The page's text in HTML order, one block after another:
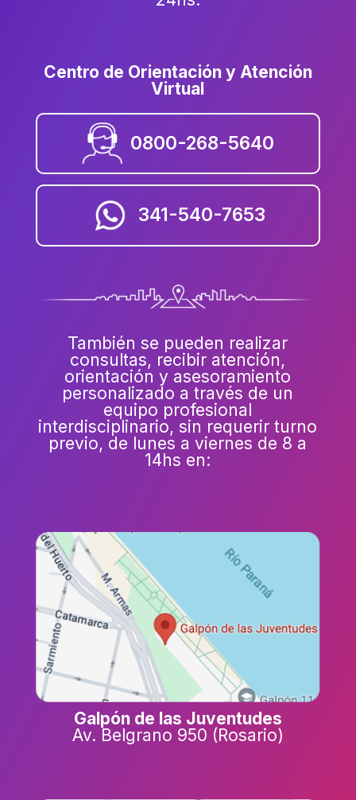
Centro de Orientación y Atención
Virtual
0800-268-5640
341-540-7653
También se pueden realizar
consultas, recibir atención,
orientación y asesoramiento
personalizado a través de un
equipo profesional
interdisciplinario, sin requerir turno
previo, de lunes a viernes de 8 a
14hs en:
Galpón de las Juventudes
Av. Belgrano 950 (Rosario)